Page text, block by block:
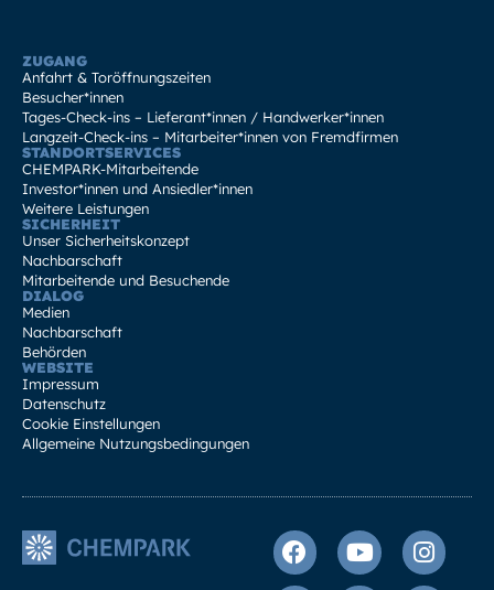
ZUGANG
Anfahrt & Toröffnungszeiten
Besucher*innen
Tages-Check-ins – Lieferant*innen / Handwerker*innen
Langzeit-Check-ins – Mitarbeiter*innen von Fremdfirmen
STANDORTSERVICES
CHEMPARK-Mitarbeitende
Investor*innen und Ansiedler*innen
Weitere Leistungen
SICHERHEIT
Unser Sicherheitskonzept
Nachbarschaft
Mitarbeitende und Besuchende
DIALOG
Medien
Nachbarschaft
Behörden
WEBSITE
Impressum
Datenschutz
Cookie Einstellungen
Allgemeine Nutzungsbedingungen